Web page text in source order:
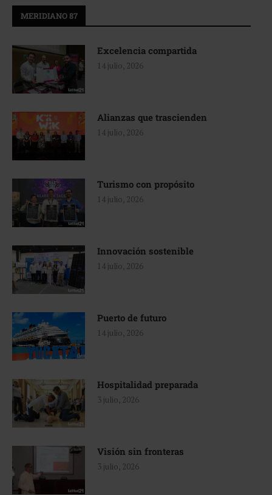
MERIDIANO 87
Excelencia compartida
14 julio, 2026
Alianzas que trascienden
14 julio, 2026
Turismo con propósito
14 julio, 2026
Innovación sostenible
14 julio, 2026
Puerto de futuro
14 julio, 2026
Hospitalidad preparada
3 julio, 2026
Visión sin fronteras
3 julio, 2026